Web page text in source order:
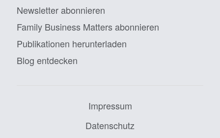
Newsletter abonnieren
Family Business Matters abonnieren
Publikationen herunterladen
Blog entdecken
Impressum
Datenschutz